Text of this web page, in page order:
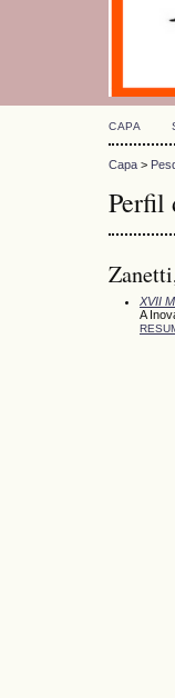
CAPA
Capa >
Perfil
XVII
A